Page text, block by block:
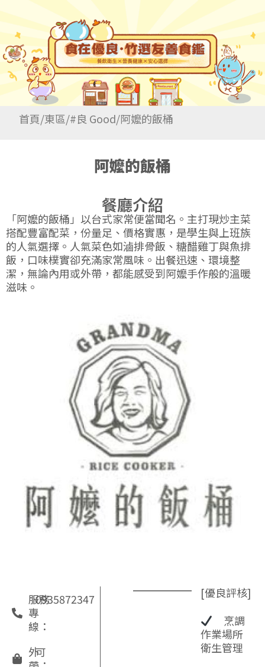
首頁/東區/#良 Good/阿嬤的飯桶
阿嬤的飯桶
餐廳介紹
「阿嬤的飯桶」以台式家常便當聞名。主打現炒主菜
搭配豐富配菜，份量足、價格實惠，是學生與上班族
的人氣選擇。人氣菜色如滷排骨飯、糖醋雞丁與魚排
飯，口味樸實卻充滿家常風味。出餐迅速、環境整
潔，無論內用或外帶，都能感受到阿嬤手作般的溫暖
滋味。
服務
專
線：
0935872347
外
可
[優良評核]
烹調
作業場所
衛生管理